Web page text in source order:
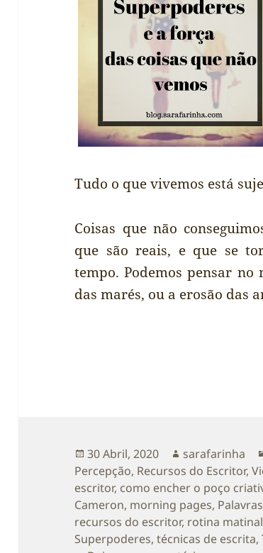
Tudo o que vivemos está
Coisas que não
que são reais, e que se
tempo. Podemos pensar
das marés, ou a erosão das
Publicado
a
30 Abril, 2020 Autor
sarafarinha
Percepção, Recursos do Escritor,
escritor, como encher o poço
Cameron, morning pages,
recursos do escritor, rotina matinal
Superpoderes,técnicas de escrita,